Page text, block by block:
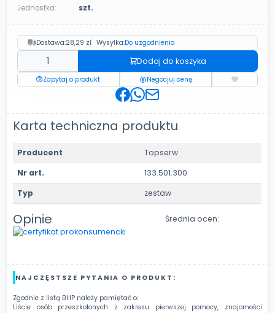
Jednostka: szt.
Dostawa:28,29 zł Wysyłka:Do uzgodnienia
Dodaj do koszyka
Zapytaj o produkt Negocjuj cenę
Karta techniczna produktu
Producent
Topserw
Nr art.
133.501.300
Typ
zestaw
Opinie Średnia ocen:
NAJCZĘSTSZE PYTANIA O PRODUKT:
Zgodnie z listą BHP należy pamiętać o:
Liście osób przeszkolonych z zakresu pierwszej pomocy, znajomości